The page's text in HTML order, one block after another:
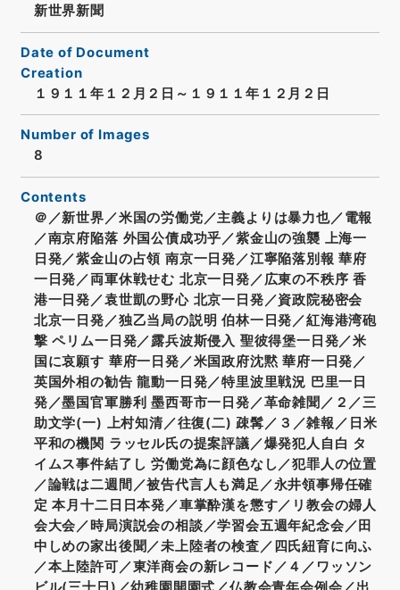
新世界新聞
Date of Document
Creation
１９１１年１２月２日～１９１１年１２月２日
Number of Images
8
Contents
＠／新世界／米国の労働党／主義よりは暴力也／電報
／南京府陥落 外国公債成功乎／紫金山の強襲 上海一
日発／紫金山の占領 南京一日発／江寧陥落別報 華府
一日発／両軍休戦せむ 北京一日発／広東の不秩序 香
港一日発／袁世凱の野心 北京一日発／資政院秘密会
北京一日発／独乙当局の説明 伯林一日発／紅海港湾砲
撃 ペリム一日発／露兵波斯侵入 聖彼得堡一日発／米
国に哀願す 華府一日発／米国政府沈黙 華府一日発／
英国外相の勧告 龍動一日発／特里波里戦況 巴里一日
発／墨国官軍勝利 墨西哥市一日発／革命雑聞／２／三
助文学(一) 上村知清／往復(二) 疎髯／３／雑報／日米
平和の機関 ラッセル氏の提案評議／爆発犯人自白 タ
イムス事件結了し 労働党為に顔色なし／犯罪人の位置
／論戦は二週間／被告代言人も満足／永井領事帰任確
定 本月十二日日本発／車掌酔漢を懲す／リ教会の婦人
会大会／時局演説会の相談／学習会五週年紀念会／田
中しめの家出後聞／未上陸者の検査／四氏紐育に向ふ
／本上陸許可／東洋商会の新レコード／４／ワッソン